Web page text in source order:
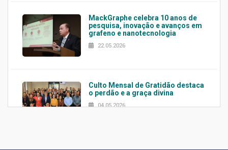
MackGraphe celebra 10 anos de
pesquisa, inovação e avanços em
grafeno e nanotecnologia
22.05.2026
Culto Mensal de Gratidão destaca
o perdão e a graça divina
04.05.2026